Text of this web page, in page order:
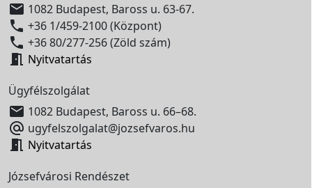
 1082 Budapest, Baross u. 63-67.
 +36 1/459-2100 (Központ)
 +36 80/277-256 (Zöld szám)
 Nyitvatartás
Ügyfélszolgálat
 1082 Budapest, Baross u. 66–68.
 ugyfelszolgalat@jozsefvaros.hu
 Nyitvatartás
Józsefvárosi Rendészet